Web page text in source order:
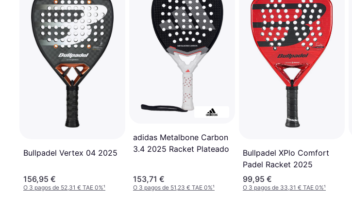
Bullpadel Vertex 04 2025
156,95 €
O 3 pagos de 52,31 € TAE 0%¹
adidas Metalbone Carbon
3.4 2025 Racket Plateado
153,71 €
O 3 pagos de 51,23 € TAE 0%¹
Bullpadel XPlo Comfort
Padel Racket 2025
99,95 €
O 3 pagos de 33,31 € TAE 0%¹